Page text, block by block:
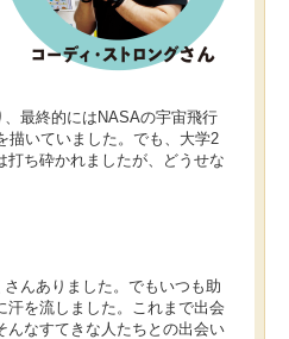
最終的にはNASAの宇宙飛行
描いていました。でも、大学2
ち砕かれましたが、どうせな
んありました。でもいつも助
を流しました。これまで出会
んなすてきな人たちとの出会い